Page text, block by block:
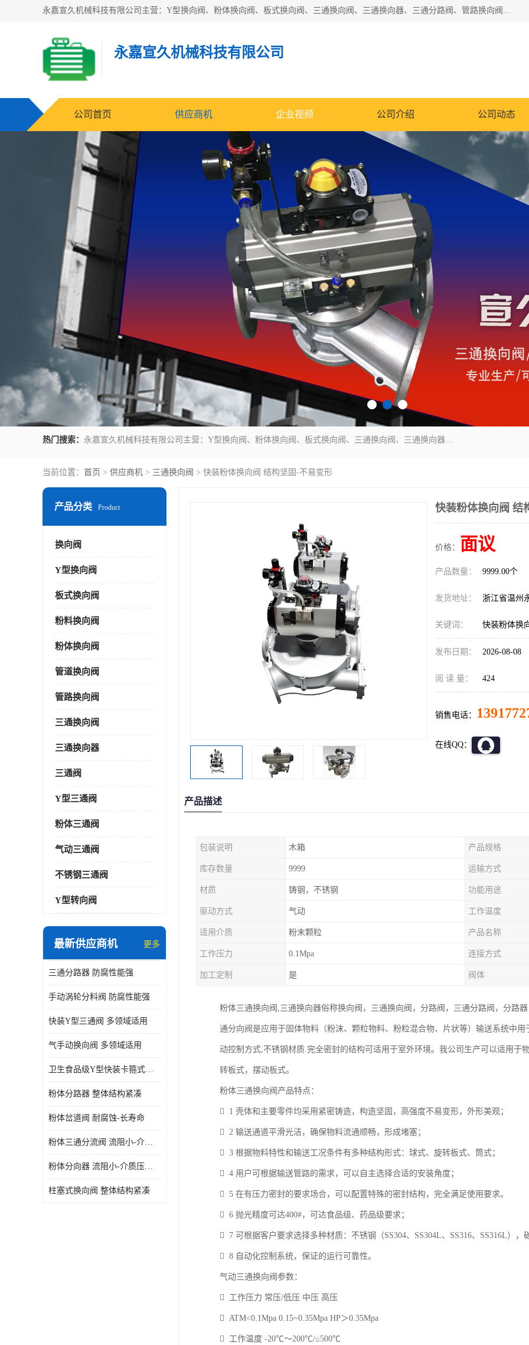
永嘉宣久机械科技有限公司主营：Y型换向阀、粉体换向阀、板式换向阀、三通换向阀、三通换向器、三通分路阀、管路换向阀等产品及服务。
永嘉宣久机械科技有限公司
公司首页 供应商机 企业视频 公司介绍 公司动态
热门搜索： 永嘉宣久机械科技有限公司主营：Y型换向阀、粉体换向阀、板式换向阀、三通换向阀、三通换向器、三通分路阀、管路换向阀等产品及服务。
当前位置： 首页 > 供应商机 > 三通换向阀 > 快装粉体换向阀 结构坚固-不易变形
产品分类 Product
换向阀
Y型换向阀
板式换向阀
粉料换向阀
粉体换向阀
管道换向阀
管路换向阀
三通换向阀
三通换向器
三通阀
Y型三通阀
粉体三通阀
气动三通阀
不锈钢三通阀
Y型转向阀
最新供应商机 更多
三通分路器 防腐性能强
手动涡轮分料阀 防腐性能强
快装Y型三通阀 多领域适用
气手动换向阀 多领域适用
卫生食品级Y型快装卡箍式分路阀 结构坚固-不易变形
粉体分路器 整体结构紧凑
粉体岔道阀 耐腐蚀-长寿命
粉体三通分流阀 流阻小-介质压力损失少
粉体分向器 流阻小-介质压力损失少
柱塞式换向阀 整体结构紧凑
快装粉体换向阀 结
价格： 面议
产品数量： 9999.00个
发货地址： 浙江省温州
关键词： 快装粉体换
发布日期： 2026-08-08
阅 读 量： 424
销售电话：
在线QQ：
产品描述
包装说明 木箱 产品规格
库存数量 9999 运输方式
材质 铸钢，不锈钢 功能用途
驱动方式 气动 工作温度
适用介质 粉末颗粒 产品名称
工作压力 0.1Mpa 连接方式
加工定制 是 阀体
粉体三通换向阀,三通换向器俗称换向阀，三通换向阀，分路阀，三通分路阀，分路
通分向阀是应用于固体物料（粉沫、颗粒物料、粉粒混合物、片状等）输送系统中
动控制方式,不锈钢材质.完全密封的结构可适用于室外环境。我公司生产可以适用于
转板式，摆动板式。
粉体三通换向阀产品特点：
 1 壳体和主要零件均采用紧密铸造，构造坚固，高强度不易变形，外形美观；
 2 输送通道平滑光洁，确保物料流通顺畅，形成堵塞；
 3 根据物料特性和输送工况条件有多种结构形式：球式、旋转板式、筒式；
 4 用户可根据输送管路的需求，可以自主选择合适的安装角度；
 5 在有压力密封的要求场合，可以配置特殊的密封结构，完全满足使用要求。
 6 抛光精度可达400#，可达食品级、药品级要求；
 7 可根据客户要求选择多种材质：不锈钢（SS304、SS304L、SS316、SS316L），
 8 自动化控制系统，保证的运行可靠性。
气动三通换向阀参数：
 工作压力 常压/低压 中压 高压
 ATM<0.1Mpa 0.15~0.35Mpa HP＞0.35Mpa
 工作温度 -20℃～200℃/≤500℃